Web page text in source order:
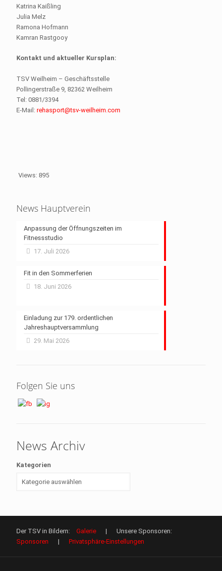
Katrina Kaißling
Julia Melz
Ramona Hofmann
Kamran Rastgooy
Kontakt und aktueller Kursplan:
TSV Weilheim – Geschäftsstelle
Pollingerstraße 9, 82362 Weilheim
Tel: 0881/3394
E-Mail: rehasport@tsv-weilheim.com
Views: 895
News Hauptverein
Anpassung der Öffnungszeiten im
Fitnessstudio
17. Juli 2026
Fit in den Sommerferien
18. Juni 2026
Einladung zur 179. ordentlichen
Jahreshauptversammlung
29. Mai 2026
Folgen Sie uns
News Archiv
Kategorien
Der TSV in Bildern: Galerie | Unsere Sponsoren:
Sponsoren | Privatsphäre-Einstellungen